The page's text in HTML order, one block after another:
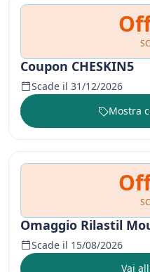
Coupon CHESKIN5
Scade il 31/12/2026
Mostra
Omaggio Rilastil
Scade il 15/08/2026
Vai